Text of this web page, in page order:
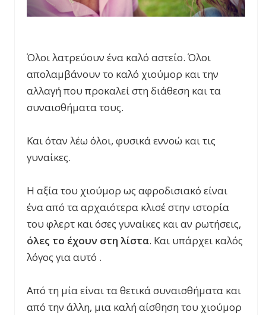
Όλοι λατρεύουν ένα καλό αστείο. Όλοι
απολαμβάνουν το καλό χιούμορ και την
αλλαγή που προκαλεί στη διάθεση και τα
συναισθήματα τους.
Και όταν λέω όλοι, φυσικά εννοώ και τις
γυναίκες.
Η αξία του χιούμορ ως αφροδισιακό είναι
ένα από τα αρχαιότερα κλισέ στην ιστορία
του φλερτ και όσες γυναίκες και αν ρωτήσεις,
όλες το έχουν στη λίστα. Και υπάρχει καλός
λόγος για αυτό .
Από τη μία είναι τα θετικά συναισθήματα και
από την άλλη, μια καλή αίσθηση του χιούμορ